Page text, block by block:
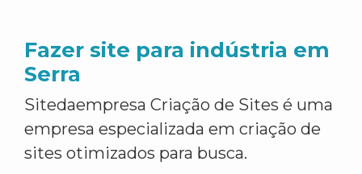
Fazer site para indústria em
Serra
Sitedaempresa Criação de Sites é uma
empresa especializada em criação de
sites otimizados para busca.